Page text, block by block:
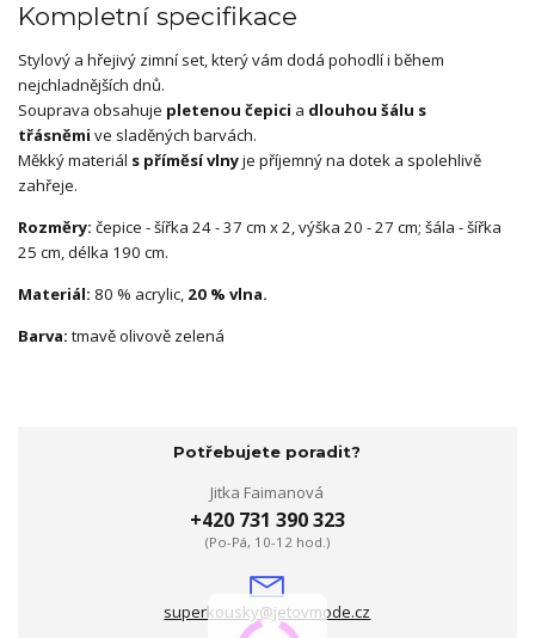
Kompletní specifikace
Stylový a hřejivý zimní set, který vám dodá pohodlí i během
nejchladnějších dnů.
Souprava obsahuje pletenou čepici a dlouhou šálu s
třásněmi ve sladěných barvách.
Měkký materiál s příměsí vlnyje příjemný na dotek a spolehlivě
zahřeje.
Rozměry: čepice - šířka 24 - 37 cm x 2, výška 20 - 27 cm; šála - šířka
25 cm, délka 190 cm.
Materiál: 80 % acrylic, 20 % vlna.
Barva: tmavě olivově zelená
Potřebujete poradit?
Jitka Faimanová
+420 731 390 323
(Po-Pá, 10-12 hod.)
superkousky@jetovmode.cz